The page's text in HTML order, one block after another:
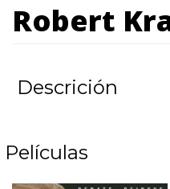
Robert
Descrición
Películas